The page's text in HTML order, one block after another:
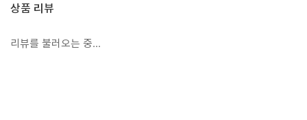
상품 리뷰
리뷰를 불러오는 중...